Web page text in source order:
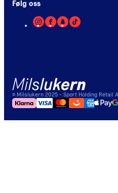
Følg oss
© Milslukern 2025 - Sport Holding Retail